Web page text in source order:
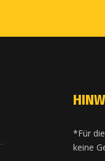
*Für
keine